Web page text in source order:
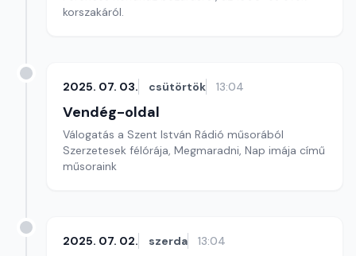
korszakáról.
2025. 07. 03. csütörtök 13:04
Vendég-oldal
Válogatás a Szent István Rádió műsorából
Szerzetesek félórája, Megmaradni, Nap imája című
műsoraink
2025. 07. 02. szerda 13:04